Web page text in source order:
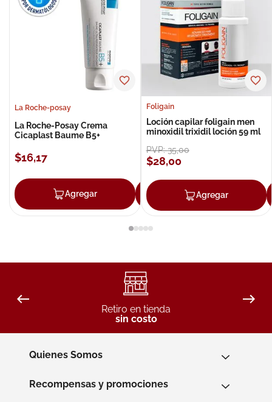
La Roche-posay
La Roche-Posay Crema
Cicaplast Baume B5+
$16,17
Agregar Agregar
Foligain
Loción capilar foligain men
minoxidil trixidil loción 59 ml
PVP:35,00
$28,00
Agregar
Retiro en tienda
sin costo
Quienes Somos
Recompensas y promociones